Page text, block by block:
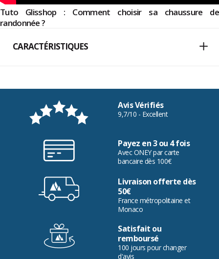
Tuto Glisshop : Comment choisir sa chaussure de
randonnée ?
CARACTÉRISTIQUES
Avis Vérifiés
9,7/10 - Excellent
Payez en 3 ou 4 fois
Avec ONEY par carte
bancaire dès 100€
Livraison offerte dès
50€
France métropolitaine et
Monaco
Satisfait ou
remboursé
100 jours pour changer
d'avis